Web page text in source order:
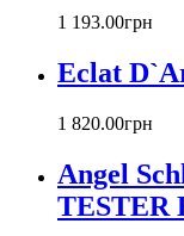
Cacharel
Canali
Carla Fracci
Carlos Moya
Caron
Cartier
Chanel
1 193.00грн
Eclat
1 820.00грн
Angel
TESTER